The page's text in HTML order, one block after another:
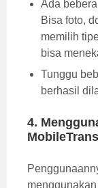
Ada
Bisa foto,
memilih
bisa
Tunggu
berhasil
4.
MobileTrans